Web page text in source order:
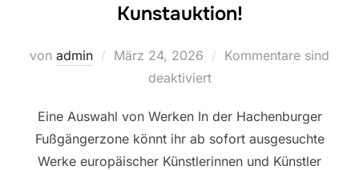
Kunstauktion!
von admin
Veröffentlicht
März 24, 2026
Kommentare sind
deaktiviert
Eine Auswahl von Werken In der Hachenburger
Fußgängerzone könnt ihr ab sofort ausgesuchte
Werke europäischer Künstlerinnen und Künstler